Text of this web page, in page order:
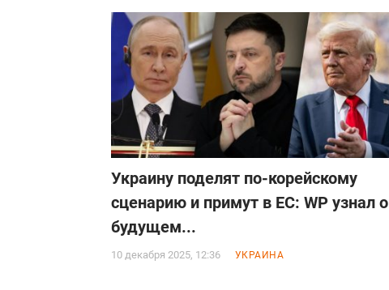
Украину поделят по-корейскому
сценарию и примут в ЕС: WP узнал о
будущем...
10 декабря 2025, 12:36 УКРАИНА